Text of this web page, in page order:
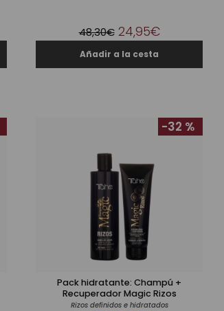
48,30€ 24,95€
Pack hidratante: Champú +
Recuperador Magic Rizos
Rizos definidos e hidratados
-32 %